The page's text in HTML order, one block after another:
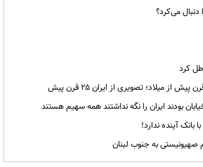
کرد
بودند ایران را نگه نداشتند همه سهیم هستند
آینده ندارد!
به جنوب لبنان